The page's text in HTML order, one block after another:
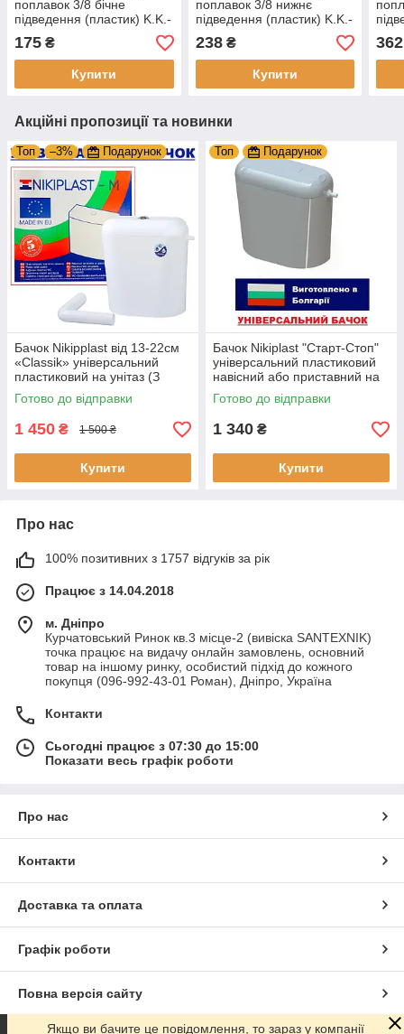
поплавок 3/8 бічне
підведення (пластик) K.K.-
POL Польща ZN2/110
175 ₴
Купити
поплавок 3/8 нижнє
підведення (пластик) K.K.-
POL Польща ZND/112
238₴
Купити
362
Акційні пропозиції та новинки
Топ –3% Подарунок
Бачок Nikipplast від 13-22см
«Classik» універсальний
пластиковий на унітаз (З
АРМАТУРОЮ 1/2)
Готово до відправки
1 450 ₴ 1 500 ₴
Купити
Топ Подарунок
Бачок Nikiplast "Старт-Стоп"
універсальний пластиковий
навісний або приставний на
унітаз (З АРМАТУРОЮ 3/8)
Готово до відправки
1 340 ₴
Купити
Про нас
100% позитивних з 1757 відгуків за рік
Працює з 14.04.2018
м. Дніпро
Курчатовський Ринок кв.3 місце-2 (вивіска SANTEXNIK)
точка працює на видачу онлайн замовлень, основний
товар на іншому ринку, особистий підхід до кожного
покупця (096-992-43-01 Роман), Дніпро, Україна
Контакти
Сьогодні працює з 07:30 до 15:00
Показати весь графік роботи
Про нас
Контакти
Доставка та оплата
Графік роботи
Повна версія сайту
Якщо ви бачите це повідомлення, то зараз у компанії